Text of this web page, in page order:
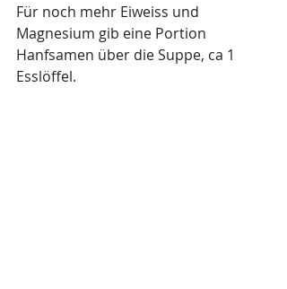
Für noch mehr Eiweiss und
Magnesium gib eine Portion
Hanfsamen über die Suppe, ca 1
Esslöffel.